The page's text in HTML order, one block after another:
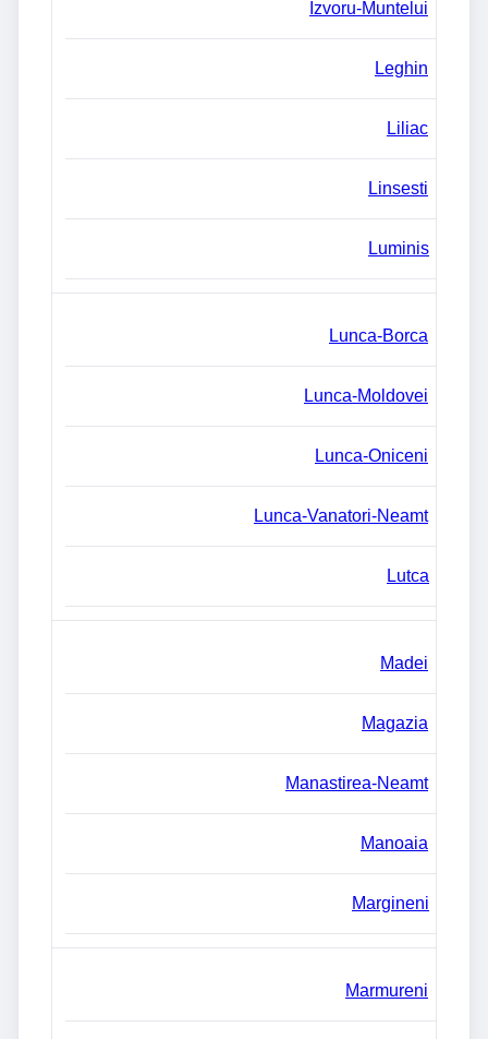
Izvoru-Muntelui
Leghin
Liliac
Linsesti
Luminis
Lunca-Borca
Lunca-Moldovei
Lunca-Oniceni
Lunca-Vanatori-Neamt
Lutca
Madei
Magazia
Manastirea-Neamt
Manoaia
Margineni
Marmureni